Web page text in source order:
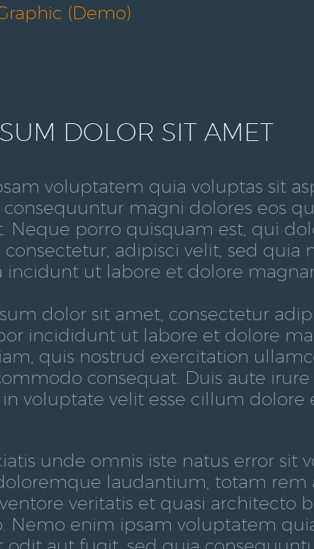
(Demo)
DOLOR SIT AMET
voluptatem quia voluptas sit
magni dolores eos
Neque porro quisquam est, qui
adipisci velit, sed quia
incidunt ut labore et dolore
dolor sit amet, consectetur
incididunt ut labore et dolore
quis nostrud exercitation
consequat. Duis aute
voluptate velit esse cillum dolore
unde omnis iste natus error sit
laudantium, totam rem
veritatis et quasi architecto
Nemo enim ipsam voluptatem